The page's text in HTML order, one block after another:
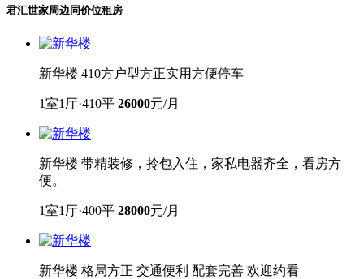
君汇世家周边同价位租房
新华楼 410方户型方正实用方便停车
1室1厅·410平 26000元/月
新华楼 带精装修，拎包入住，家私电器齐全，看房方
便。
1室1厅·400平 28000元/月
新华楼 格局方正 交通便利 配套完善 欢迎约看